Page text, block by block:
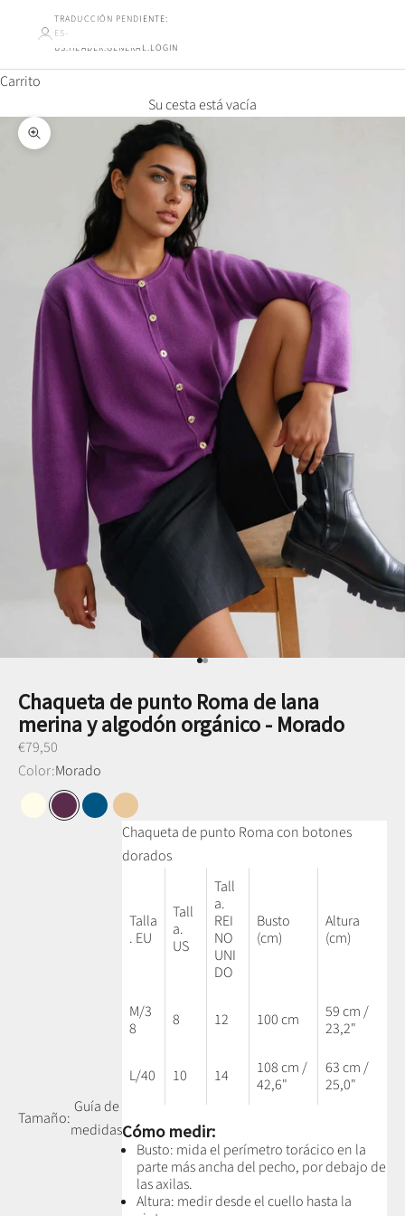
TRADUCCIÓN PENDIENTE:
ES-
US.HEADER.GENERAL.LOGIN
Carrito
Su cesta está vacía
Ampliar la imagen
Ir al punto 1
Ir al punto 2
Chaqueta de punto Roma de lana
merina y algodón orgánico - Morado
Preço promocional
€79,50
Color:Morado
Blanco perla
MoradoAzul petróleo
Camel miel
Tamaño:
Guía de
medidas
Chaqueta de punto Roma con botones
dorados
Talla
. EU
Tall
a.
US
Tall
a.
REI
NO
UNI
DO
Busto
(cm)
Altura
(cm)
M/3
8
8 12 100 cm
59 cm /
23,2"
L/40 10 14
108 cm /
42,6"
63 cm /
25,0"
Cómo medir:
Busto: mida el perímetro torácico en la
parte más ancha del pecho, por debajo de
las axilas.
Altura: medir desde el cuello hasta la